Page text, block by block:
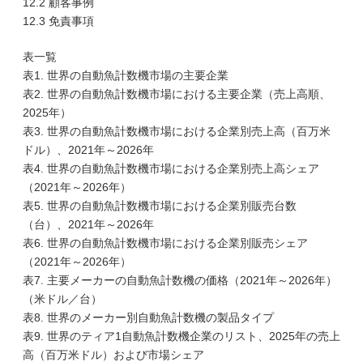
12.3 免責事項
表一覧
表1. 世界の自動魚計数機市場の主要企業
表2. 世界の自動魚計数機市場における主要企業（売上高順、
2025年）
表3. 世界の自動魚計数機市場における企業別売上高（百万米
ドル）、2021年～2026年
表4. 世界の自動魚計数機市場における企業別売上高シェア
（2021年～2026年）
表5. 世界の自動魚計数機市場における企業別販売台数
（台）、2021年～2026年
表6. 世界の自動魚計数機市場における企業別販売シェア
（2021年～2026年）
表7. 主要メーカーの自動魚計数機の価格（2021年～2026年）
（米ドル／台）
表8. 世界のメーカー別自動魚計数機の製品タイプ
表9. 世界のティア1自動魚計数機企業のリスト、2025年の売上
高（百万米ドル）および市場シェア